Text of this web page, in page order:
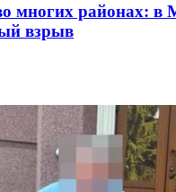
многих районах: в
взрыв